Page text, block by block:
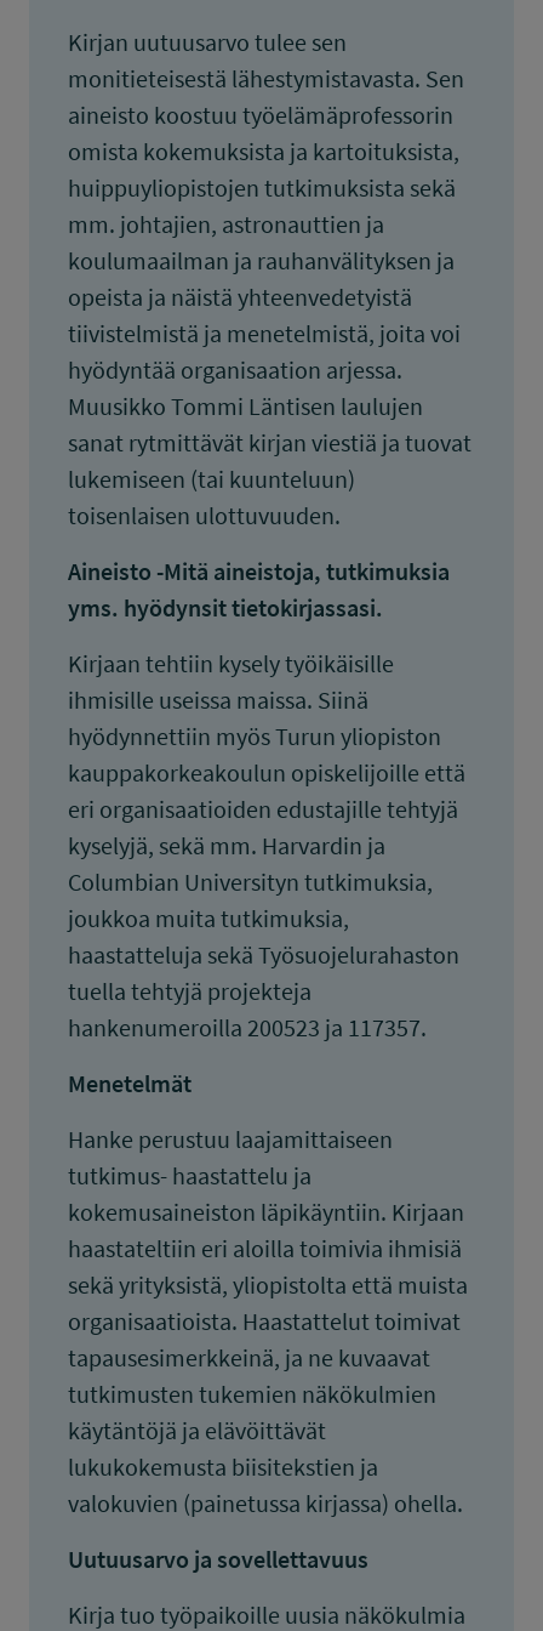
Kirjan uutuusarvo tulee sen
monitieteisestä lähestymistavasta. Sen
aineisto koostuu työelämäprofessorin
omista kokemuksista ja kartoituksista,
huippuyliopistojen tutkimuksista sekä
mm. johtajien, astronauttien ja
koulumaailman ja rauhanvälityksen ja
opeista ja näistä yhteenvedetyistä
tiivistelmistä ja menetelmistä, joita voi
hyödyntää organisaation arjessa.
Muusikko Tommi Läntisen laulujen
sanat rytmittävät kirjan viestiä ja tuovat
lukemiseen (tai kuunteluun)
toisenlaisen ulottuvuuden.
Aineisto -Mitä aineistoja, tutkimuksia
yms. hyödynsit tietokirjassasi.
Kirjaan tehtiin kysely työikäisille
ihmisille useissa maissa. Siinä
hyödynnettiin myös Turun yliopiston
kauppakorkeakoulun opiskelijoille että
eri organisaatioiden edustajille tehtyjä
kyselyjä, sekä mm. Harvardin ja
Columbian Universityn tutkimuksia,
joukkoa muita tutkimuksia,
haastatteluja sekä Työsuojelurahaston
tuella tehtyjä projekteja
hankenumeroilla 200523 ja 117357.
Menetelmät
Hanke perustuu laajamittaiseen
tutkimus- haastattelu ja
kokemusaineiston läpikäyntiin. Kirjaan
haastateltiin eri aloilla toimivia ihmisiä
sekä yrityksistä, yliopistolta että muista
organisaatioista. Haastattelut toimivat
tapausesimerkkeinä, ja ne kuvaavat
tutkimusten tukemien näkökulmien
käytäntöjä ja elävöittävät
lukukokemusta biisitekstien ja
valokuvien (painetussa kirjassa) ohella.
Uutuusarvo ja sovellettavuus
Kirja tuo työpaikoille uusia näkökulmia